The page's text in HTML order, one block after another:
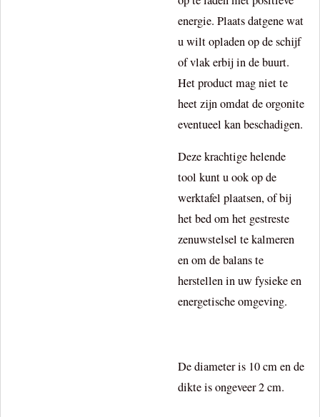
energie. Plaats datgene wat
u wilt opladen op de schijf
of vlak erbij in de buurt.
Het product mag niet te
heet zijn omdat de orgonite
eventueel kan beschadigen.
Deze krachtige helende
tool kunt u ook op de
werktafel plaatsen, of bij
het bed om het gestreste
zenuwstelsel te kalmeren
en om de balans te
herstellen in uw fysieke en
energetische omgeving.
De diameter is 10 cm en de
dikte is ongeveer 2 cm.